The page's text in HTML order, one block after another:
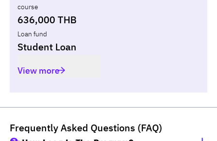
course
636,000 THB
Loan fund
Student Loan
View more
Frequently Asked Questions (FAQ)